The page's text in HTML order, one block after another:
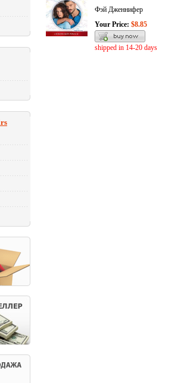
Фэй Дженнифер
Your Price: $8.85
shipped in 14-20 days